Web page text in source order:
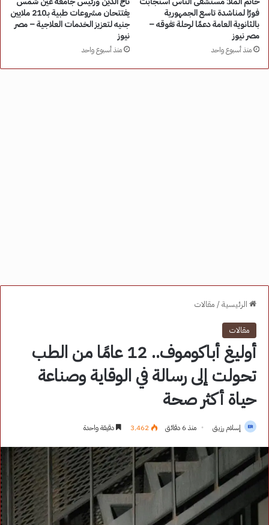
فورًا لمناشدة تاسع الجمهورية
بالثانوية العامة دعمًا لرحلة تفوقه –
مصر نيوز
منذ أسبوع واحد
يفتتحان مشروعات طبية بـ210 ملايين
جنيه لتعزيز الخدمات العلاجية – مصر
نيوز
منذ أسبوع واحد